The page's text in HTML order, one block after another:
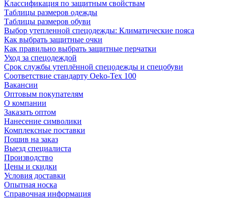
Классификация по защитным свойствам
Таблицы размеров одежды
Таблицы размеров обуви
Выбор утепленной спецодежды: Климатические пояса
Как выбрать защитные очки
Как правильно выбрать защитные перчатки
Уход за спецодеждой
Срок службы утеплённой спецодежды и спецобуви
Соответствие стандарту Oeko-Tex 100
Вакансии
Оптовым покупателям
О компании
Заказать оптом
Нанесение символики
Комплексные поставки
Пошив на заказ
Выезд специалиста
Производство
Цены и скидки
Условия доставки
Опытная носка
Справочная информация